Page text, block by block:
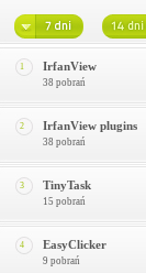
1 IrfanView
38 pobrań
2 IrfanView plugins
38 pobrań
3 TinyTask
15 pobrań
4 EasyClicker
9 pobrań